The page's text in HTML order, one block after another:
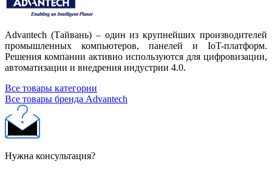
Advantech (Тайвань) – один из крупнейших производителей
промышленных компьютеров, панелей и IoT-платформ.
Решения компании активно используются для цифровизации,
автоматизации и внедрения индустрии 4.0.
Все товары категории
Все товары бренда Advantech
Нужна консультация?